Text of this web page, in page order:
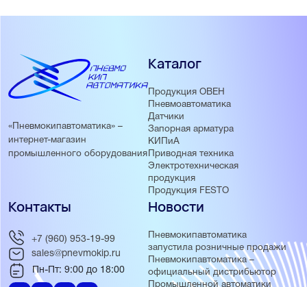
«Пневмокипавтоматика» –
интернет-магазин
промышленного оборудования
Каталог
Продукция ОВЕН
Пневмоавтоматика
Датчики
Запорная арматура
КИПиА
Приводная техника
Электротехническая
продукция
Продукция FESTO
Новости
Пневмокипавтоматика
запустила розничные продажи
Пневмокипавтоматика –
официальный дистрибьютор
Промышленной автоматики
Контакты
+7 (960) 953-19-99
sales@pnevmokip.ru
Пн-Пт: 9:00 до 18:00